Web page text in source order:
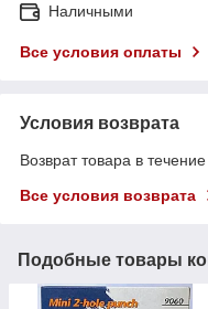
Наличными
Все условия оплаты
Условия возврата
Возврат товара в
Все условия возврата
Подобные товары